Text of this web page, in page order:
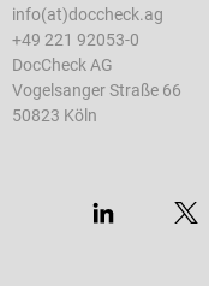
info(at)doccheck.ag
+49 221 92053-0
DocCheck AG
Vogelsanger Straße 66
50823 Köln